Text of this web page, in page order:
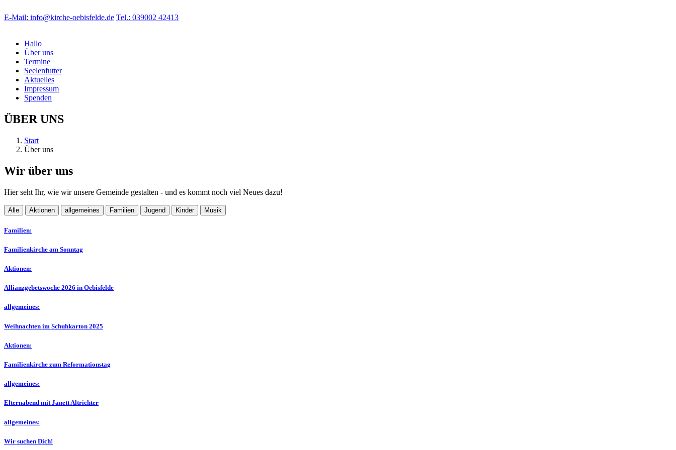
E-Mail: info@kirche-oebisfelde.de Tel.: 039002 42413
Hallo
Über uns
Termine
Seelenfutter
Aktuelles
Impressum
Spenden
ÜBER UNS
Start
Über uns
Wir über uns
Hier seht Ihr, wie wir unsere Gemeinde gestalten - und es kommt noch viel Neues dazu!
Alle Aktionen allgemeines Familien Jugend Kinder Musik
Familien:
Familienkirche am Sonntag
Aktionen:
Allianzgebetswoche 2026 in Oebisfelde
allgemeines:
Weihnachten im Schuhkarton 2025
Aktionen:
Familienkirche zum Reformationstag
allgemeines:
Elternabend mit Janett Altrichter
allgemeines:
Wir suchen Dich!